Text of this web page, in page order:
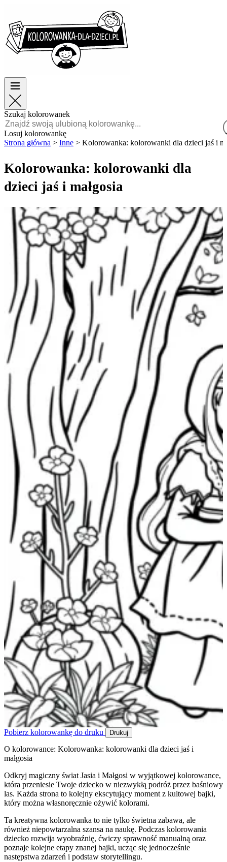
TOP kategorie
Dla chłopców
Dla dziewczynek
Polski
POLSKI
FRANÇAIS
MALAGASY
VIỆT
TOP kategorie
Dla chłopców
Dla dziewczynek
Szukaj kolorowanek
Losuj kolorowankę
Strona główna > Inne > Kolorowanka: kolorowanki dla dzieci jaś i
Kolorowanka: kolorowanki dla
dzieci jaś i małgosia
Pobierz kolorowankę do druku Drukuj
O kolorowance: Kolorowanka: kolorowanki dla dzieci jaś i
małgosia
Odkryj magiczny świat Jasia i Małgosi w wyjątkowej kolorowance,
która przeniesie Twoje dziecko w niezwykłą podróż przez baśniowy
las. Każda strona to kolejny ekscytujący moment z kultowej bajki,
który można własnoręcznie ożywić kolorami.
Ta kreatywna kolorowanka to nie tylko świetna zabawa, ale
również niepowtarzalna szansa na naukę. Podczas kolorowania
dziecko rozwija wyobraźnię, ćwiczy sprawność manualną oraz
poznaje kolejne etapy znanej bajki, ucząc się jednocześnie
następstwa zdarzeń i podstaw storytellingu.